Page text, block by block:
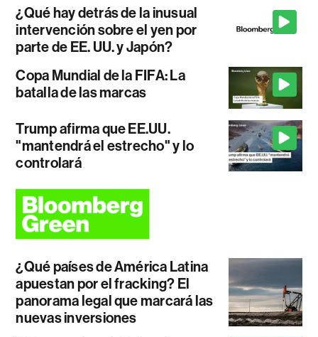
¿Qué hay detrás de la inusual
intervención sobre el yen por
parte de EE. UU. y Japón?
Copa Mundial de la FIFA: La
batalla de las marcas
Trump afirma que EE.UU.
"mantendrá el estrecho" y lo
controlará
¿Qué países de América Latina
apuestan por el fracking? El
panorama legal que marcará las
nuevas inversiones